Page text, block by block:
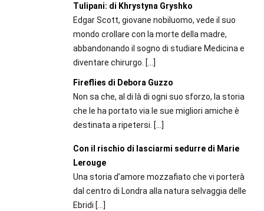
Tulipani: di Khrystyna Gryshko
Edgar Scott, giovane nobiluomo, vede il suo
mondo crollare con la morte della madre,
abbandonando il sogno di studiare Medicina e
diventare chirurgo. […]
Fireflies di Debora Guzzo
Non sa che, al di là di ogni suo sforzo, la storia
che le ha portato via le sue migliori amiche è
destinata a ripetersi. […]
Con il rischio di lasciarmi sedurre di Marie
Lerouge
Una storia d’amore mozzafiato che vi porterà
dal centro di Londra alla natura selvaggia delle
Ebridi […]